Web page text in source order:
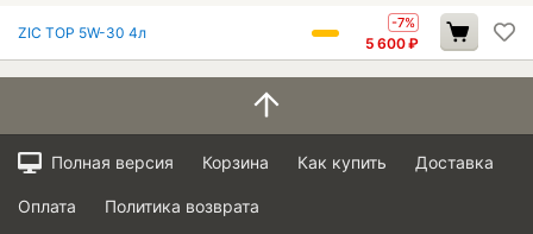
ZIC TOP 5W-30 4л
-7%
5 600₽
Полная версия Корзина Как купить Доставка
Оплата Политика возврата